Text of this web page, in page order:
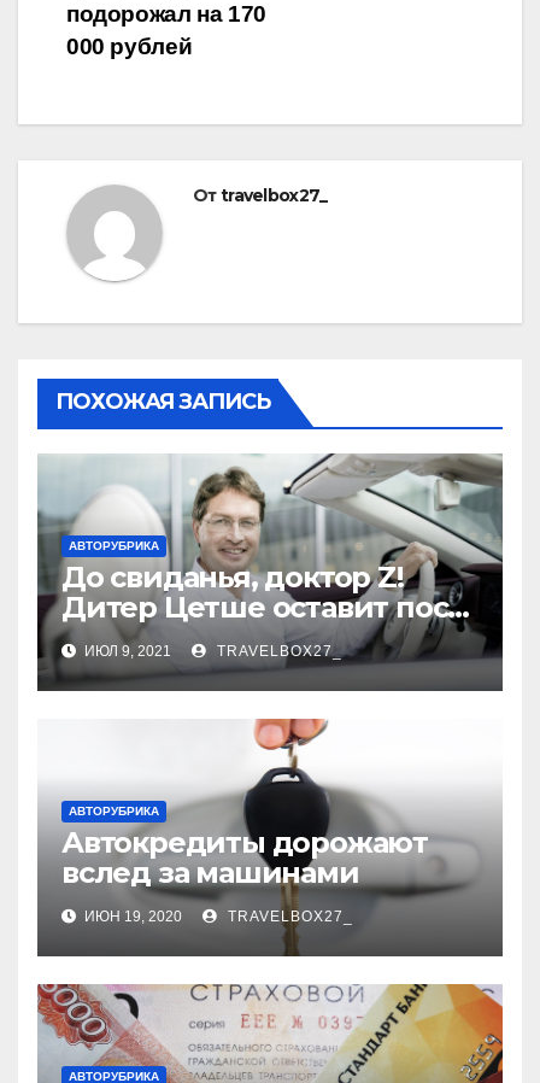
подорожал на 170
000 рублей
Отtravelbox27_
ПОХОЖАЯ ЗАПИСЬ
АВТОРУБРИКА
До свиданья, доктор Z!
Дитер Цетше оставит пост
главы концерна Daimler
ИЮЛ 9, 2021 TRAVELBOX27_
АВТОРУБРИКА
Автокредиты дорожают
вслед за машинами
ИЮН 19, 2020 TRAVELBOX27_
АВТОРУБРИКА